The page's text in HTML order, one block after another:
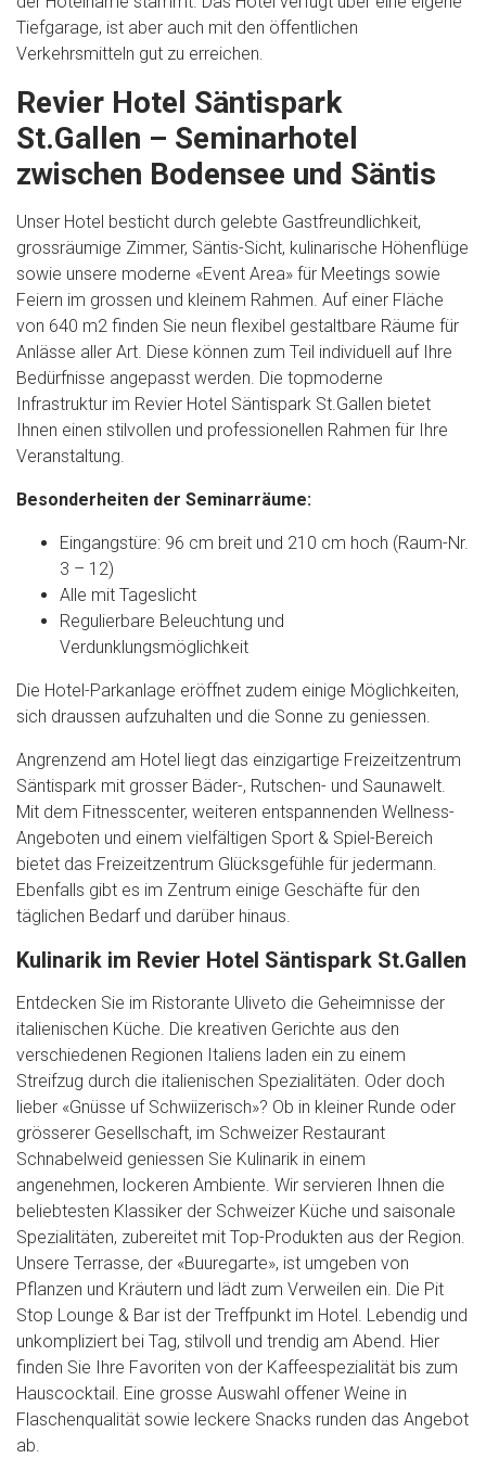
Tiefgarage, ist aber auch mit den öffentlichen
Verkehrsmitteln gut zu erreichen.
Revier Hotel Säntispark
St.Gallen – Seminarhotel
zwischen Bodensee und Säntis
Unser Hotel besticht durch gelebte Gastfreundlichkeit,
grossräumige Zimmer, Säntis-Sicht, kulinarische Höhenflüge
sowie unsere moderne «Event Area» für Meetings sowie
Feiern im grossen und kleinem Rahmen. Auf einer Fläche
von 640 m2 finden Sie neun flexibel gestaltbare Räume für
Anlässe aller Art. Diese können zum Teil individuell auf Ihre
Bedürfnisse angepasst werden. Die topmoderne
Infrastruktur im Revier Hotel Säntispark St.Gallen bietet
Ihnen einen stilvollen und professionellen Rahmen für Ihre
Veranstaltung.
Besonderheiten der Seminarräume:
Eingangstüre: 96 cm breit und 210 cm hoch (Raum-Nr.
3 – 12)
Alle mit Tageslicht
Regulierbare Beleuchtung und
Verdunklungsmöglichkeit
Die Hotel-Parkanlage eröffnet zudem einige Möglichkeiten,
sich draussen aufzuhalten und die Sonne zu geniessen.
Angrenzend am Hotel liegt das einzigartige Freizeitzentrum
Säntispark mit grosser Bäder-, Rutschen- und Saunawelt.
Mit dem Fitnesscenter, weiteren entspannenden Wellness-
Angeboten und einem vielfältigen Sport & Spiel-Bereich
bietet das Freizeitzentrum Glücksgefühle für jedermann.
Ebenfalls gibt es im Zentrum einige Geschäfte für den
täglichen Bedarf und darüber hinaus.
Kulinarik im Revier Hotel Säntispark St.Gallen
Entdecken Sie im Ristorante Uliveto die Geheimnisse der
italienischen Küche. Die kreativen Gerichte aus den
verschiedenen Regionen Italiens laden ein zu einem
Streifzug durch die italienischen Spezialitäten. Oder doch
lieber «Gnüsse uf Schwiizerisch»? Ob in kleiner Runde oder
grösserer Gesellschaft, im Schweizer Restaurant
Schnabelweid geniessen Sie Kulinarik in einem
angenehmen, lockeren Ambiente. Wir servieren Ihnen die
beliebtesten Klassiker der Schweizer Küche und saisonale
Spezialitäten, zubereitet mit Top-Produkten aus der Region.
Unsere Terrasse, der «Buuregarte», ist umgeben von
Pflanzen und Kräutern und lädt zum Verweilen ein. Die Pit
Stop Lounge & Bar ist der Treffpunkt im Hotel. Lebendig und
unkompliziert bei Tag, stilvoll und trendig am Abend. Hier
finden Sie Ihre Favoriten von der Kaffeespezialität bis zum
Hauscocktail. Eine grosse Auswahl offener Weine in
Flaschenqualität sowie leckere Snacks runden das Angebot
ab.